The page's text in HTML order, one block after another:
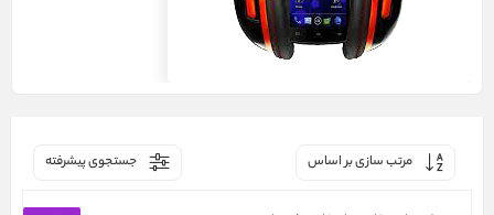
مرتب سازی بر اساس جستجوی پیشرفته